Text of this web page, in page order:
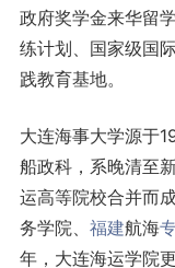
政府奖学金来华留
练计划、国家级国
践教育基地。
大连海事大学源于
船政科，系晚清至
运高等院校合并而
务学院、 福建航海
年，大连海运学院